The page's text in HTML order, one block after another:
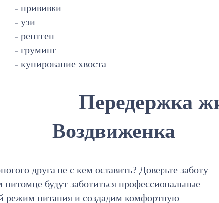
- прививки
- узи
- рентген
- груминг
- купирование хвоста
Передержка
Воздвиженка
друга не с кем оставить? Доверьте заботу
будут заботиться профессиональные
режим питания и создадим комфортную